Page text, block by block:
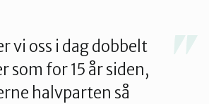
vi oss i dag dobbelt
som for 15 år siden,
halvparten så